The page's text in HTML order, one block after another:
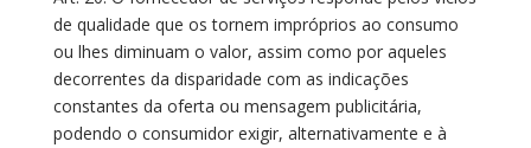
de qualidade que os tornem impróprios ao consumo
ou lhes diminuam o valor, assim como por aqueles
decorrentes da disparidade com as indicações
constantes da oferta ou mensagem publicitária,
podendo o consumidor exigir, alternativamente e à